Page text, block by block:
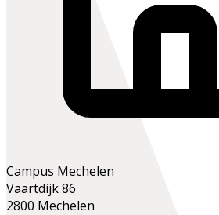
Campus Mechelen
Vaartdijk 86
2800 Mechelen